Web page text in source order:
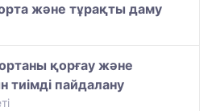
және тұрақты даму
қорғау және
тиімді пайдалану